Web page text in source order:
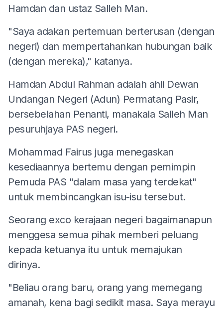
Hamdan dan ustaz Salleh Man.
"Saya adakan pertemuan berterusan (dengan
negeri) dan mempertahankan hubungan baik
(dengan mereka)," katanya.
Hamdan Abdul Rahman adalah ahli Dewan
Undangan Negeri (Adun) Permatang Pasir,
bersebelahan Penanti, manakala Salleh Man
pesuruhjaya PAS negeri.
Mohammad Fairus juga menegaskan
kesediaannya bertemu dengan pemimpin
Pemuda PAS "dalam masa yang terdekat"
untuk membincangkan isu-isu tersebut.
Seorang exco kerajaan negeri bagaimanapun
menggesa semua pihak memberi peluang
kepada ketuanya itu untuk memajukan
dirinya.
"Beliau orang baru, orang yang memegang
amanah, kena bagi sedikit masa. Saya merayu